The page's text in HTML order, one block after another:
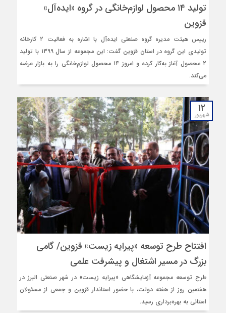
تولید ۱۴ محصول لوازم‌خانگی در گروه «ایده‌آل»
قزوین
رییس هیئت‌ مدیره گروه صنعتی ایده‌آل با اشاره به فعالیت ۲ کارخانه
تولیدی این گروه در استان قزوین گفت: این مجموعه از سال ۱۳۹۹ با تولید
۲ محصول آغاز به‌کار کرده و امروز ۱۴ محصول لوازم‌خانگی را به بازار عرضه
می‌کند.
۱۲
شهریور
افتتاح طرح توسعه «پیرایه زیست» قزوین/ گامی
بزرگ در مسیر اشتغال و پیشرفت علمی
طرح توسعه مجموعه آزمایشگاهی «پیرایه زیست» در شهر صنعتی البرز در
هفتمین روز از هفته دولت، با حضور استاندار قزوین و جمعی از مسئولان
استانی به بهره‌برداری رسید.